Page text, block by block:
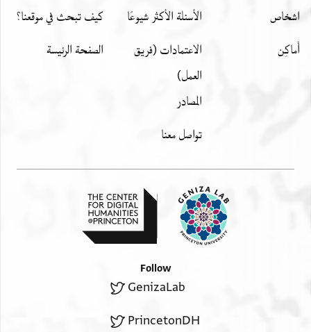
اشخاص
أَماكِن
الأسئلة الأكثر شيوعًا
الاعتمادات (فريق
العمل)
المصادر
تواصل معنا
كيف تبحث في موقعنا؟
الصفحة الرئيسة
Follow
GenizaLab
PrincetonDH